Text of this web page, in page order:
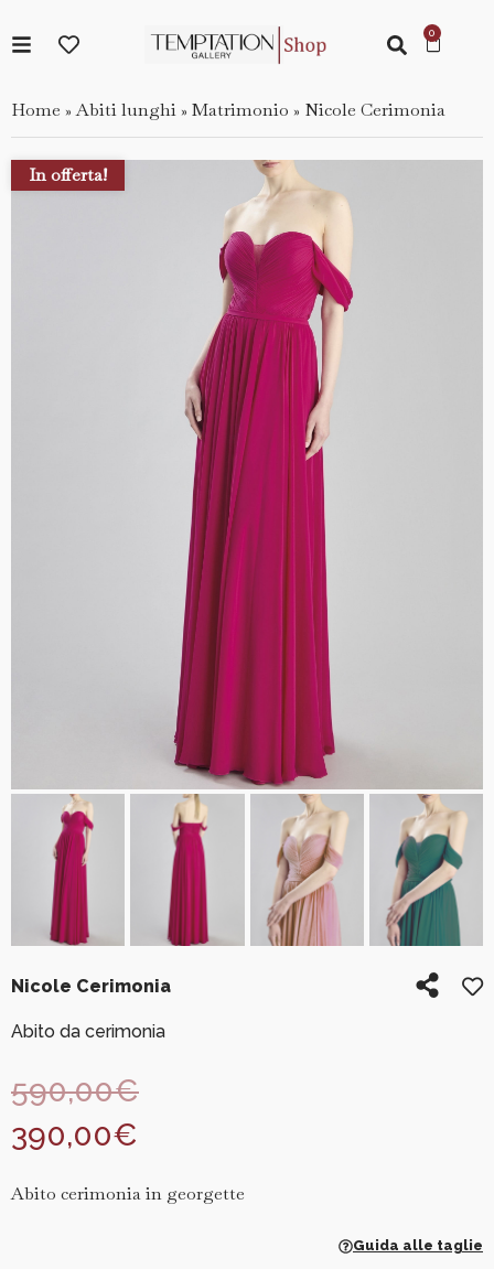
Home »Abiti lunghi » Matrimonio » Nicole Cerimonia
In offerta!
Nicole Cerimonia
Abito da cerimonia
590,00€
390,00€
Abito cerimonia in georgette
Guida alle taglie